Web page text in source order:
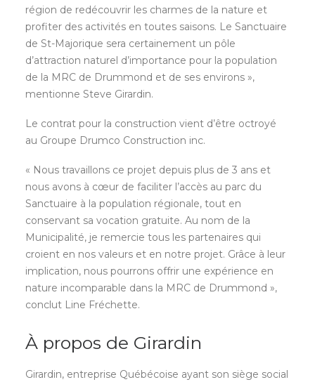
région de redécouvrir les charmes de la nature et
profiter des activités en toutes saisons. Le Sanctuaire
de St-Majorique sera certainement un pôle
d’attraction naturel d’importance pour la population
de la MRC de Drummond et de ses environs »,
mentionne Steve Girardin.
Le contrat pour la construction vient d’être octroyé
au Groupe Drumco Construction inc.
« Nous travaillons ce projet depuis plus de 3 ans et
nous avons à cœur de faciliter l’accès au parc du
Sanctuaire à la population régionale, tout en
conservant sa vocation gratuite. Au nom de la
Municipalité, je remercie tous les partenaires qui
croient en nos valeurs et en notre projet. Grâce à leur
implication, nous pourrons offrir une expérience en
nature incomparable dans la MRC de Drummond »,
conclut Line Fréchette.
À propos de Girardin
Girardin, entreprise Québécoise ayant son siège social